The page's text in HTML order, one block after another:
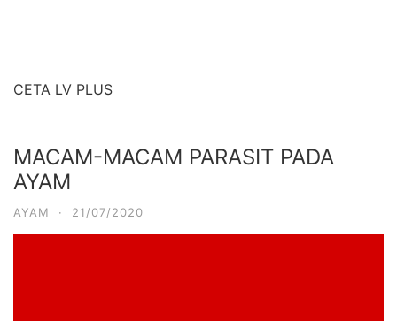
CETA LV PLUS
MACAM-MACAM PARASIT PADA
AYAM
AYAM · 21/07/2020